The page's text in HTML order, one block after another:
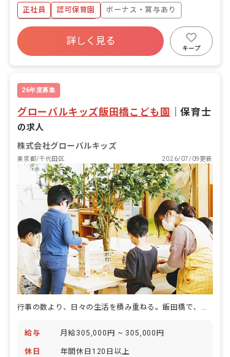
正社員 認可保育園
ボーナス・賞与あり
年間休日120日以上
寮・住宅・家賃補助あり
社会保険完備
詳しく見る
キープ
26年度募集
グローバルキッズ飯田橋こども園 ｜保育士
の求人
株式会社グローバルキッズ
東京都/千代田区 2026/07/09更新
行事の数より、日々の生活を積み重ねる。飯田橋で、その考え方を保育にする仕事。
給与 月給305,000円 ~ 305,000円
休日 年間休日120日以上